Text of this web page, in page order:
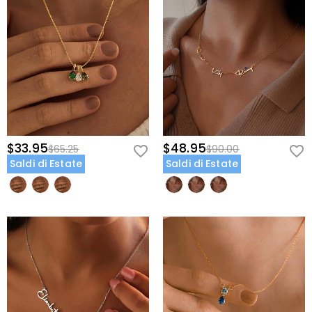
storia unica. Il sentimento "fino alla luna e ritorno" mostrato nelle
immagini è solo una possibilità; puoi creare un messaggio
completamente personalizzato che rifletta la vostra relazione. Che
siano i nomi dei figli di una madre, la data dell'anniversario di una
coppia o la promessa di un'amica, questa collana diventa una
storia da indossare che non si trova in nessun negozio.
Promemoria per l'Ordine
I gioielli personalizzati richiedono tempo per essere realizzati e incisi
con cura. Ordina in anticipo per assicurarti che la tua collana
personalizzata arrivi in tempo per compleanni, anniversari, Festa
della Mamma o celebrazioni festive. Ogni pezzo è fatto su
2-3 settimane prima della data del regalo per permettere il tempo
necessario per la personalizzazione e la consegna.
FAQ
Cosa posso incidere su questa collana?Puoi personalizzare le aree
$33.95$65.25
Saldi di Estate
$48.95$90.00
Saldi di Estate